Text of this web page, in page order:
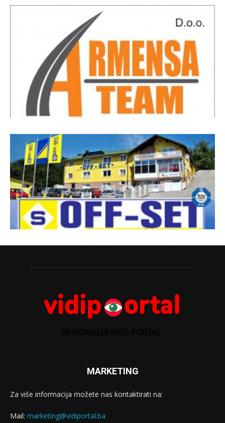
MARKETING
Za više informacija možete nas kontaktirati na:
Mail: marketing@vidiportal.ba